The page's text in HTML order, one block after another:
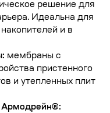
решение для
Идеальна для
и в
: мембраны с
пристенного
и утепленных плит
Армодрейн®: